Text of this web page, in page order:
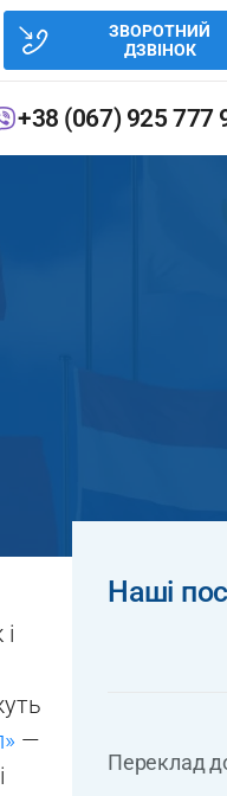
ЗВОРОТНИЙ
ДЗВІНОК
+38 (067) 925 777
—
Наші
Переклад